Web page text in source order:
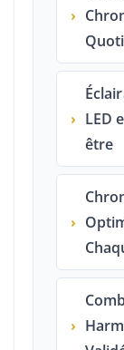
›
› LED
être
›
›